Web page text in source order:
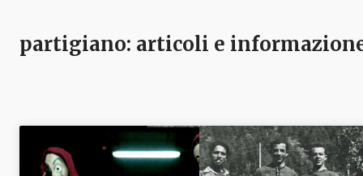
partigiano: articoli e